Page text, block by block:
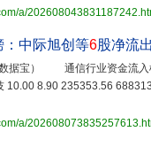
a/
：中际旭创等6股净流
数据宝） 通信行业资金流入
10.00 8.90 235353.56
a/